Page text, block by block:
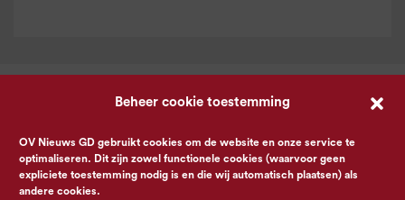
Beheer cookie toestemming
OV Nieuws GD gebruikt cookies om de website en onze service te
optimaliseren. Dit zijn zowel functionele cookies (waarvoor geen
expliciete toestemming nodig is en die wij automatisch plaatsen) als
andere cookies.